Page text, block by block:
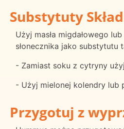
Substytuty
Użyj masła migdałowego
słonecznika jako substytutu
- Zamiast soku z cytryny
- Użyj mielonej kolendry lub
Przygotuj z